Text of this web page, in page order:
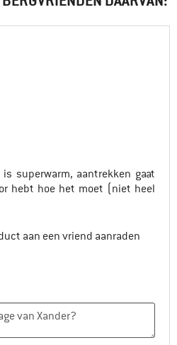
superwarm, aantrekken gaat
hebt hoe het moet (niet heel
aan een vriend aanraden